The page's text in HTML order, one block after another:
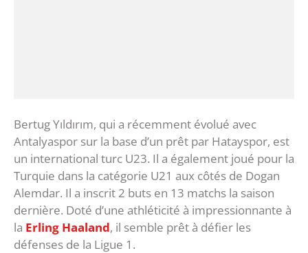
Bertug Yıldırım, qui a récemment évolué avec
Antalyaspor sur la base d’un prêt par Hatayspor, est
un international turc U23. Il a également joué pour la
Turquie dans la catégorie U21 aux côtés de Dogan
Alemdar. Il a inscrit 2 buts en 13 matchs la saison
dernière. Doté d’une athléticité à impressionnante à
la Erling Haaland, il semble prêt à défier les
défenses de la Ligue 1.